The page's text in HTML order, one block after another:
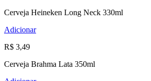
Cerveja Heineken Long Neck 330ml
Adicionar
R$ 3,49
Cerveja Brahma Lata 350ml